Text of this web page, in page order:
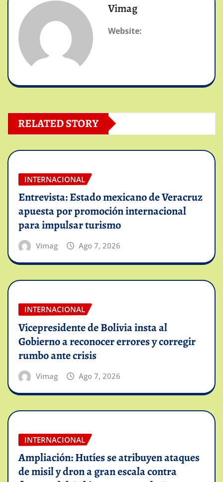
Vimag
Website:
RELATED STORY
INTERNACIONAL
Entrevista: Estado mexicano de Veracruz
apuesta por promoción internacional
para impulsar turismo
Vimag Ago 7, 2026
INTERNACIONAL
Vicepresidente de Bolivia insta al
Gobierno a reconocer errores y corregir
rumbo ante crisis
Vimag Ago 7, 2026
INTERNACIONAL
Ampliación: Hutíes se atribuyen ataques
de misil y dron a gran escala contra